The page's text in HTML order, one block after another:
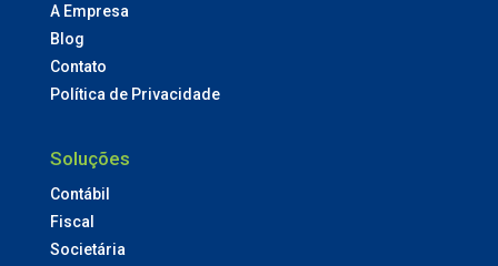
A Empresa
Blog
Contato
Política de Privacidade
Soluções
Contábil
Fiscal
Societária